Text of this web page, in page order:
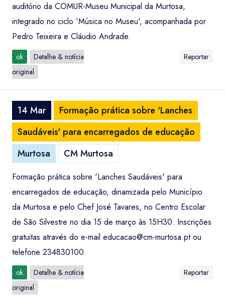
auditório da COMUR-Museu Municipal da Murtosa,
integrado no ciclo 'Música no Museu', acompanhada por
Pedro Teixeira e Cláudio Andrade.
ok
Detalhe & notícia
original
Reportar
14 Mar
Formação prática sobre 'Lanches
Saudáveis' para encarregados de educação
Murtosa
CM Murtosa
Formação prática sobre 'Lanches Saudáveis' para
encarregados de educação, dinamizada pelo Município
da Murtosa e pelo Chef José Tavares, no Centro Escolar
de São Silvestre no dia 15 de março às 15H30. Inscrições
gratuitas através do e-mail educacao@cm-murtosa.ptou
telefone 234830100.
ok
Detalhe & notícia
original
Reportar